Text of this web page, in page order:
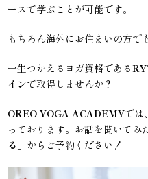
ースで学ぶことが可能です。
もちろん海外にお住まいの方で
一生つかえるヨガ資格である
インで取得しませんか？
OREO YOGA ACADEMYでは
っております。お話を聞いてみ
る 」からご予約ください！